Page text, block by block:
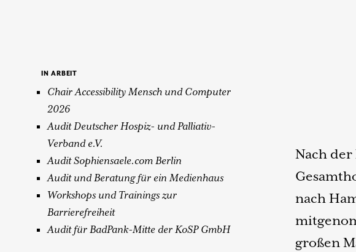
IN ARBEIT
Chair Accessibility Mensch und Computer
2026
Audit Deutscher Hospiz- und Palliativ-
Verband e.V.
Audit Sophiensaele.com Berlin
Audit und Beratung für ein Medienhaus
Workshops und Trainings zur
Barrierefreiheit
Audit für BadPank-Mitte der KoSP GmbH
Nach
nach
großen